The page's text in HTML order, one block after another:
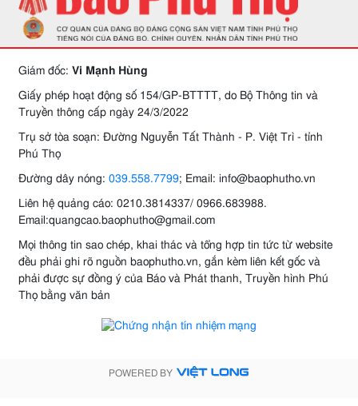
Giám đốc: Vi Mạnh Hùng
Giấy phép hoạt động số 154/GP-BTTTT, do Bộ Thông tin và
Truyền thông cấp ngày 24/3/2022
Trụ sở tòa soạn: Đường Nguyễn Tất Thành - P. Việt Trì - tỉnh
Phú Thọ
Đường dây nóng: 039.558.7799; Email: info@baophutho.vn
Liên hệ quảng cáo: 0210.3814337/ 0966.683988.
Email:quangcao.baophutho@gmail.com
Mọi thông tin sao chép, khai thác và tổng hợp tin tức từ website
đều phải ghi rõ nguồn baophutho.vn, gắn kèm liên kết gốc và
phải được sự đồng ý của Báo và Phát thanh, Truyền hình Phú
Thọ bằng văn bản
POWERED BY